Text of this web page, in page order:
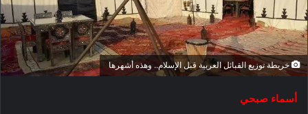
خريطة توزيع القبائل العربية قبل الإسلام.. وهذه أشهرها
أسماء صبحي